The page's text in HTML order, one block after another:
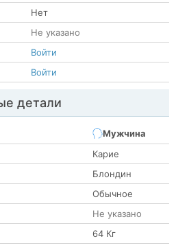
Нет
Не указано
Войти
Войти
детали
Мужчина
Карие
Блондин
Обычное
Не указано
64 Кг